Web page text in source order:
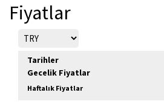
Fiyatlar
Tarihler
Gecelik Fiyatlar
Haftalık Fiyatlar